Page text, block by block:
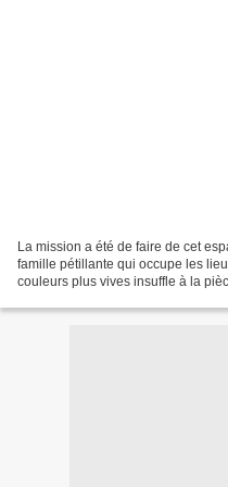
La mission a été de faire de cet
famille pétillante qui occupe les
couleurs plus vives insuffle à la